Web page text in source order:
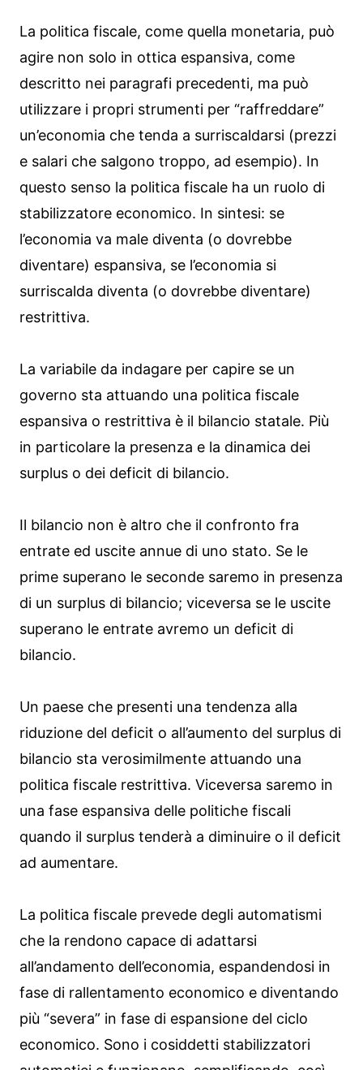
La politica fiscale, come quella monetaria, può
agire non solo in ottica espansiva, come
descritto nei paragrafi precedenti, ma può
utilizzare i propri strumenti per “raffreddare”
un’economia che tenda a surriscaldarsi (prezzi
e salari che salgono troppo, ad esempio). In
questo senso la politica fiscale ha un ruolo di
stabilizzatore economico. In sintesi: se
l’economia va male diventa (o dovrebbe
diventare) espansiva, se l’economia si
surriscalda diventa (o dovrebbe diventare)
restrittiva.
La variabile da indagare per capire se un
governo sta attuando una politica fiscale
espansiva o restrittiva è il bilancio statale. Più
in particolare la presenza e la dinamica dei
surplus o dei deficit di bilancio.
Il bilancio non è altro che il confronto fra
entrate ed uscite annue di uno stato. Se le
prime superano le seconde saremo in presenza
di un surplus di bilancio; viceversa se le uscite
superano le entrate avremo un deficit di
bilancio.
Un paese che presenti una tendenza alla
riduzione del deficit o all’aumento del surplus di
bilancio sta verosimilmente attuando una
politica fiscale restrittiva. Viceversa saremo in
una fase espansiva delle politiche fiscali
quando il surplus tenderà a diminuire o il deficit
ad aumentare.
La politica fiscale prevede degli automatismi
che la rendono capace di adattarsi
all’andamento dell’economia, espandendosi in
fase di rallentamento economico e diventando
più “severa” in fase di espansione del ciclo
economico. Sono i cosiddetti stabilizzatori